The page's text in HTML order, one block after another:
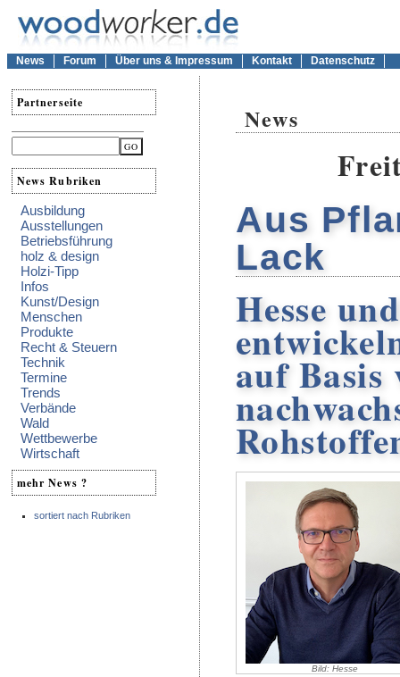
News Forum Über uns & Impressum Kontakt Datenschutz
Partnerseite
News Rubriken
Ausbildung
Ausstellungen
Betriebsführung
holz & design
Holzi-Tipp
Infos
Kunst/Design
Menschen
Produkte
Recht & Steuern
Technik
Termine
Trends
Verbände
Wald
Wettbewerbe
Wirtschaft
mehr News ?
sortiert nach Rubriken
News
Aus
Lack
Hesse
auf Basis
Bild: Hesse